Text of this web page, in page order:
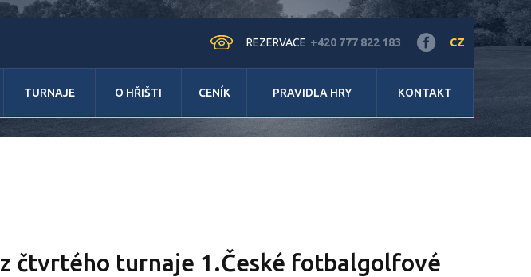
REZERVACE +420 777 822 183 CZ
TURNAJE O HŘIŠTI CENÍK PRAVIDLA HRY KONTAKT
čtvrtého turnaje 1.České fotbalgolfové